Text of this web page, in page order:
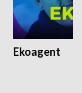
Ekoagent